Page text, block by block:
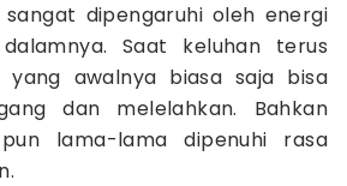
sangat dipengaruhi oleh energi
Saat keluhan terus
yang awalnya biasa saja bisa
dan melelahkan. Bahkan
lama-lama dipenuhi rasa